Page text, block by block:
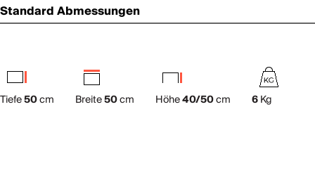
Standard Abmessungen
Tiefe50cm Breite50cm Höhe40/50cm 6Kg